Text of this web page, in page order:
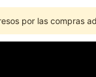
por las compras